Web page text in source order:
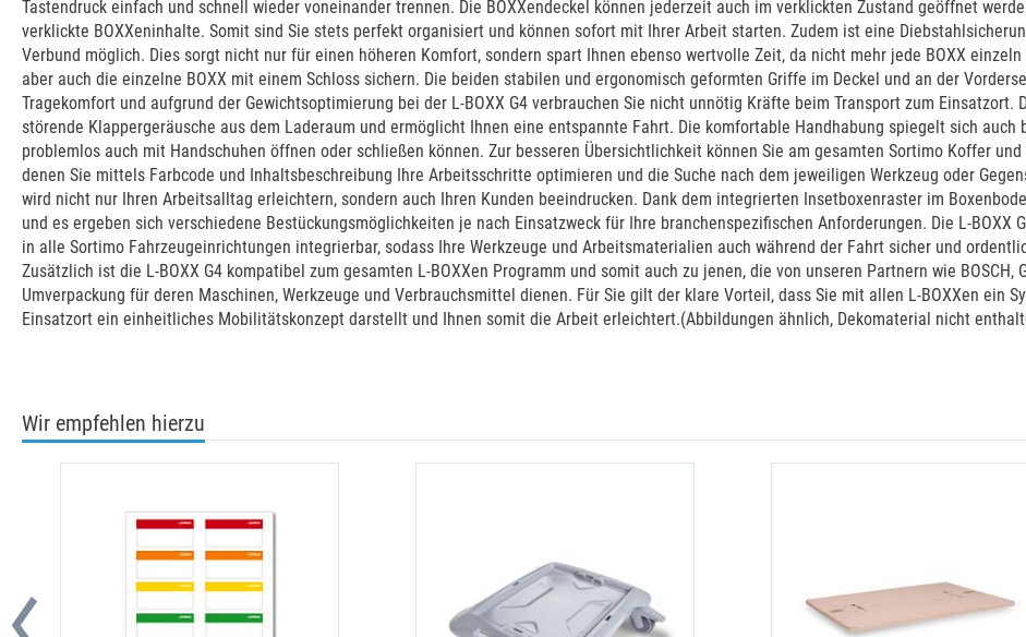
Tastendruck einfach und schnell wieder voneinander trennen. Die BOXXendeckel können jederzeit auch im verklickten Zustand geöffnet
verklickte BOXXeninhalte. Somit sind Sie stets perfekt organisiert und können sofort mit Ihrer Arbeit starten. Zudem ist eine
Verbund möglich. Dies sorgt nicht nur für einen höheren Komfort, sondern spart Ihnen ebenso wertvolle Zeit, da nicht mehr jede BOXX
aber auch die einzelne BOXX mit einem Schloss sichern. Die beiden stabilen und ergonomisch geformten Griffe im Deckel und an der
Tragekomfort und aufgrund der Gewichtsoptimierung bei der L-BOXX G4 verbrauchen Sie nicht unnötig Kräfte beim Transport zum
störende Klappergeräusche aus dem Laderaum und ermöglicht Ihnen eine entspannte Fahrt. Die komfortable Handhabung spiegelt sich auch
problemlos auch mit Handschuhen öffnen oder schließen können. Zur besseren Übersichtlichkeit können Sie am gesamten Sortimo Koffer
denen Sie mittels Farbcode und Inhaltsbeschreibung Ihre Arbeitsschritte optimieren und die Suche nach dem jeweiligen Werkzeug oder
wird nicht nur Ihren Arbeitsalltag erleichtern, sondern auch Ihren Kunden beeindrucken. Dank dem integrierten Insetboxenraster im
und es ergeben sich verschiedene Bestückungsmöglichkeiten je nach Einsatzweck für Ihre branchenspezifischen Anforderungen. Die L-
in alle Sortimo Fahrzeugeinrichtungen integrierbar, sodass Ihre Werkzeuge und Arbeitsmaterialien auch während der Fahrt sicher und
Zusätzlich ist die L-BOXX G4 kompatibel zum gesamten L-BOXXen Programm und somit auch zu jenen, die von unseren Partnern wie
Umverpackung für deren Maschinen, Werkzeuge und Verbrauchsmittel dienen. Für Sie gilt der klare Vorteil, dass Sie mit allen L-BOXXen ein
Einsatzort ein einheitliches Mobilitätskonzept darstellt und Ihnen somit die Arbeit erleichtert.(Abbildungen ähnlich, Dekomaterial nicht
Wir empfehlen hierzu